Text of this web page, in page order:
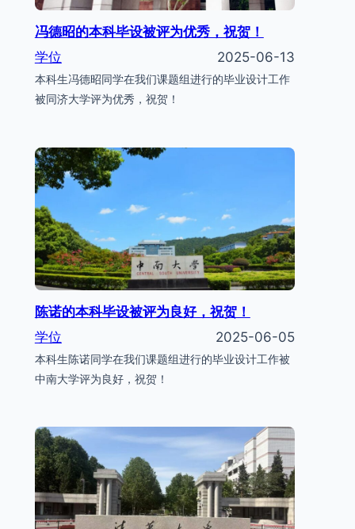
冯德昭的本科毕设被评为优秀，祝贺！
学位
2025-06-13
本科生冯德昭同学在我们课题组进行的毕业设计工作
被同济大学评为优秀，祝贺！
陈诺的本科毕设被评为良好，祝贺！
学位
2025-06-05
本科生陈诺同学在我们课题组进行的毕业设计工作被
中南大学评为良好，祝贺！